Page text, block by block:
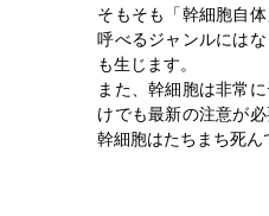
そもそも「幹細胞自
呼べるジャンルには
も生じます。
また、幹細胞は非常
けでも最新の注意が
幹細胞はたちまち死ん